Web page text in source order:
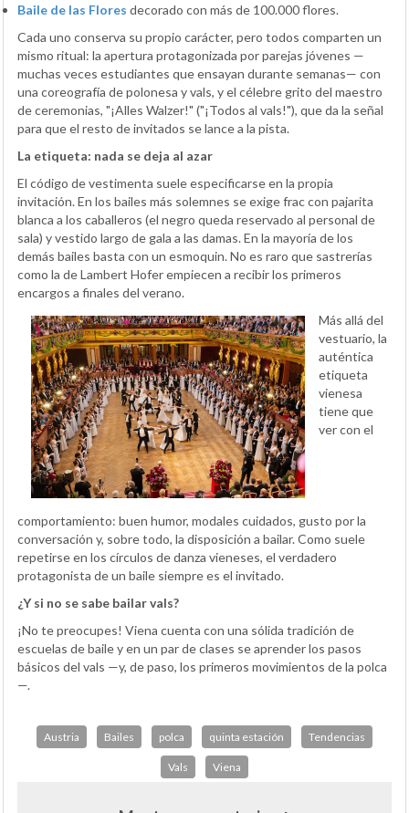
Baile de las Flores decorado con más de 100.000 flores.
Cada uno conserva su propio carácter, pero todos comparten un
mismo ritual: la apertura protagonizada por parejas jóvenes —
muchas veces estudiantes que ensayan durante semanas— con
una coreografía de polonesa y vals, y el célebre grito del maestro
de ceremonias, "¡Alles Walzer!" ("¡Todos al vals!"), que da la señal
para que el resto de invitados se lance a la pista.
La etiqueta: nada se deja al azar
El código de vestimenta suele especificarse en la propia
invitación. En los bailes más solemnes se exige frac con pajarita
blanca a los caballeros (el negro queda reservado al personal de
sala) y vestido largo de gala a las damas. En la mayoría de los
demás bailes basta con un esmoquin. No es raro que sastrerías
como la de Lambert Hofer empiecen a recibir los primeros
encargos a finales del verano.
Más allá del
vestuario, la
auténtica
etiqueta
vienesa
tiene que
ver con el
comportamiento: buen humor, modales cuidados, gusto por la
conversación y, sobre todo, la disposición a bailar. Como suele
repetirse en los círculos de danza vieneses, el verdadero
protagonista de un baile siempre es el invitado.
¿Y si no se sabe bailar vals?
¡No te preocupes! Viena cuenta con una sólida tradición de
escuelas de baile y en un par de clases se aprender los pasos
básicos del vals —y, de paso, los primeros movimientos de la polca
—.
Austria Bailes polca quinta estación Tendencias
Vals Viena